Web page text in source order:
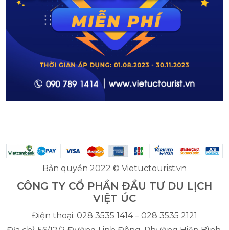
Bản quyền 2022 © Vietuctourist.vn
CÔNG TY CỔ PHẦN ĐẦU TƯ DU LỊCH
VIỆT ÚC
Điện thoại: 028 3535 1414 – 028 3535 2121